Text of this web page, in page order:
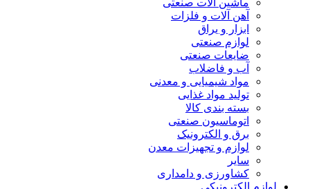
ماشین آلات صنعتی
آهن آلات و فلزات
ابزار و یراق
لوازم صنعتی
ضایعات صنعتی
آب و فاضلاب
مواد شیمیایی و معدنی
تولید مواد غذایی
بسته بندی کالا
اتوماسیون صنعتی
برق و الکترونیک
لوازم و تجهیزات معدن
سایر
کشاورزی و دامداری